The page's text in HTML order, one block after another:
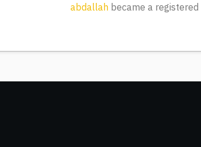
abdallahbecame a